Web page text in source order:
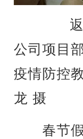
返
公司项目
疫情防控
龙 摄
春节假